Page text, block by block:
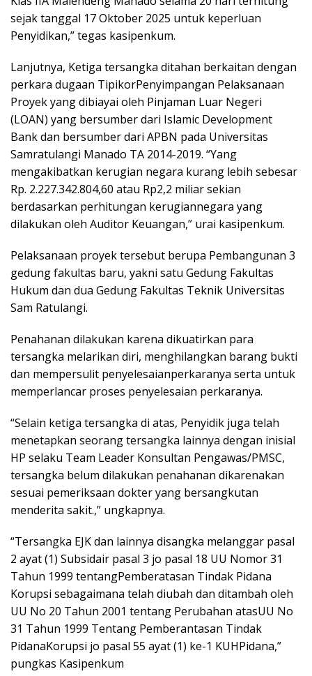
sejak tanggal 17 Oktober 2025 untuk keperluan
Penyidikan,” tegas kasipenkum.
Lanjutnya, Ketiga tersangka ditahan berkaitan dengan
perkara dugaan TipikorPenyimpangan Pelaksanaan
Proyek yang dibiayai oleh Pinjaman Luar Negeri
(LOAN) yang bersumber dari Islamic Development
Bank dan bersumber dari APBN pada Universitas
Samratulangi Manado TA 2014-2019. “Yang
mengakibatkan kerugian negara kurang lebih sebesar
Rp. 2.227.342.804,60 atau Rp2,2 miliar sekian
berdasarkan perhitungan kerugiannegara yang
dilakukan oleh Auditor Keuangan,” urai kasipenkum.
Pelaksanaan proyek tersebut berupa Pembangunan 3
gedung fakultas baru, yakni satu Gedung Fakultas
Hukum dan dua Gedung Fakultas Teknik Universitas
Sam Ratulangi.
Penahanan dilakukan karena dikuatirkan para
tersangka melarikan diri, menghilangkan barang bukti
dan mempersulit penyelesaianperkaranya serta untuk
memperlancar proses penyelesaian perkaranya.
“Selain ketiga tersangka di atas, Penyidik juga telah
menetapkan seorang tersangka lainnya dengan inisial
HP selaku Team Leader Konsultan Pengawas/PMSC,
tersangka belum dilakukan penahanan dikarenakan
sesuai pemeriksaan dokter yang bersangkutan
menderita sakit.,” ungkapnya.
“Tersangka EJK dan lainnya disangka melanggar pasal
2 ayat (1) Subsidair pasal 3 jo pasal 18 UU Nomor 31
Tahun 1999 tentangPemberatasan Tindak Pidana
Korupsi sebagaimana telah diubah dan ditambah oleh
UU No 20 Tahun 2001 tentang Perubahan atasUU No
31 Tahun 1999 Tentang Pemberantasan Tindak
PidanaKorupsi jo pasal 55 ayat (1) ke-1 KUHPidana,”
pungkas Kasipenkum